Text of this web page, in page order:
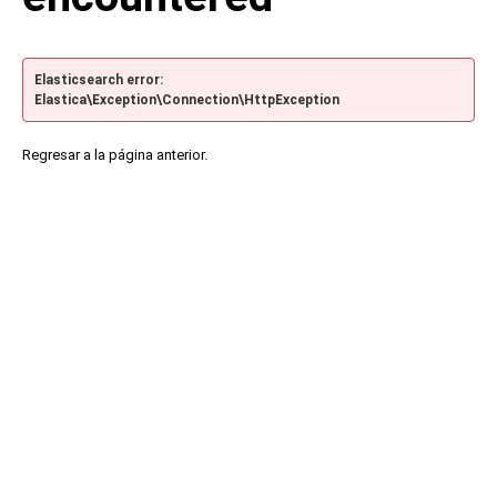
Elasticsearch error:
Elastica\Exception\Connection\HttpException
Regresar a la página anterior.